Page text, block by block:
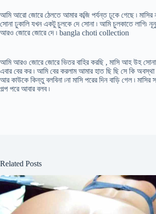
আমি আরো জোরে ঠেলতে আমার কব্জি পর্যন্ত ঢূকে গেছে ৷
সোনা ঢুকালি যখন একটু চুলকে দে সোনা ৷ আমি চুলকাতে লাগি৷
আরও জোরে জোরে দে ৷ bangla choti collection
আমি আরও জোরে জোরে ভিতর বাহির করছি , মাসি আহ উহ সোনা
এবার বের কর ৷ আমি বের করলাম আমার হাত ছি ছি সে কি
আর কাউকে কিন্তু বলবিনা ৷না মাসি পরের দিন বাড়ি গেল ৷
গল্প পরে আবার বলব ৷
Related Posts